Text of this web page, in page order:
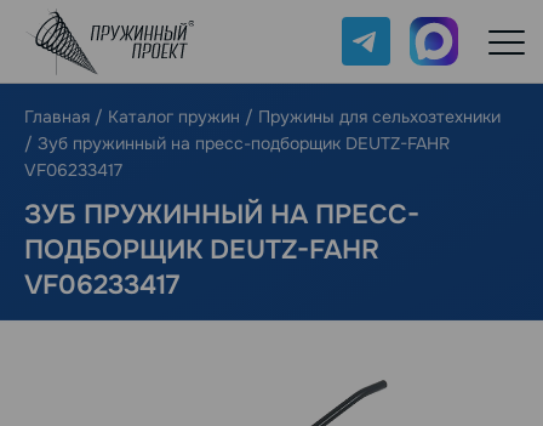
Telegram Max
Главная / Каталог пружин / Пружины для сельхозтехники
/ Зуб пружинный на пресс-подборщик DEUTZ-FAHR
VF06233417
ЗУБ ПРУЖИННЫЙ НА ПРЕСС-
ПОДБОРЩИК DEUTZ-FAHR
VF06233417